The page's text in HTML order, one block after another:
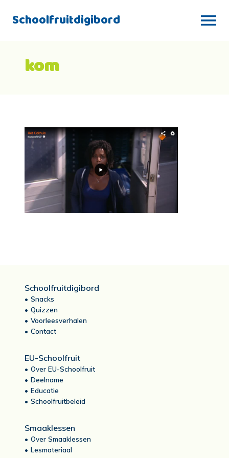
Schoolfruitdigibord
kom
Schoolfruitdigibord
Snacks
Quizzen
Voorleesverhalen
Contact
EU-Schoolfruit
Over EU-Schoolfruit
Deelname
Educatie
Schoolfruitbeleid
Smaaklessen
Over Smaaklessen
Lesmateriaal